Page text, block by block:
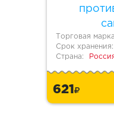
Торговая
Срок хранения:
Страна:
Россия
621